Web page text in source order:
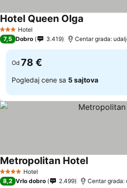
3 Zvezdice
Hotel
Hotel Queen Olga
7,5 Dobro 3.419 Centar grada:
Od 78 €
Pogledaj cene sa 5 sajtova
4 ZvezdiceHotel
Metropolitan Hotel
8,2 Vrlo dobro 2.499 Centar grada: